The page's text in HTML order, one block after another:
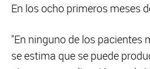
En los ocho primeros meses
"En ninguno de los
se estima que se puede